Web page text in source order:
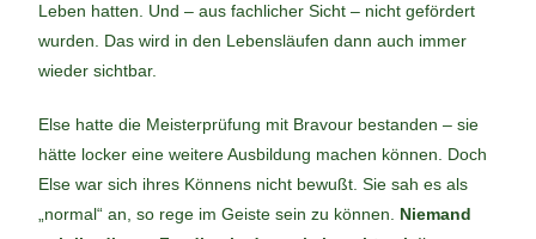
Leben hatten. Und – aus fachlicher Sicht – nicht gefördert
wurden. Das wird in den Lebensläufen dann auch immer
wieder sichtbar.
Else hatte die Meisterprüfung mit Bravour bestanden – sie
hätte locker eine weitere Ausbildung machen können. Doch
Else war sich ihres Könnens nicht bewußt. Sie sah es als
„normal“ an, so rege im Geiste sein zu können. Niemand